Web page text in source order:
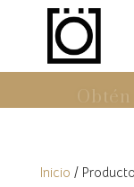
Inicio /